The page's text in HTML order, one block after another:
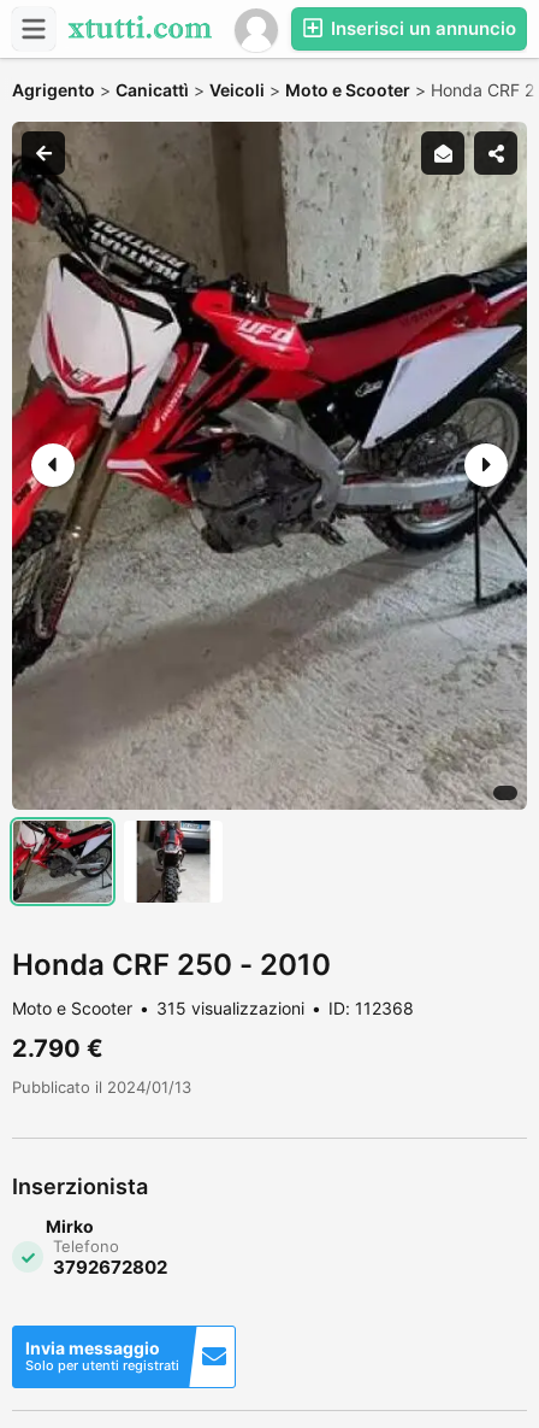
Inserisci un annuncio
Agrigento > Canicattì > Veicoli > Moto e Scooter > Honda CRF
Honda CRF 250 - 2010
Moto e Scooter 315 visualizzazioni ID: 112368
2.790 €
Pubblicato il 2024/01/13
Inserzionista
Mirko
Telefono
3792672802
Invia messaggio
Solo per utenti registrati